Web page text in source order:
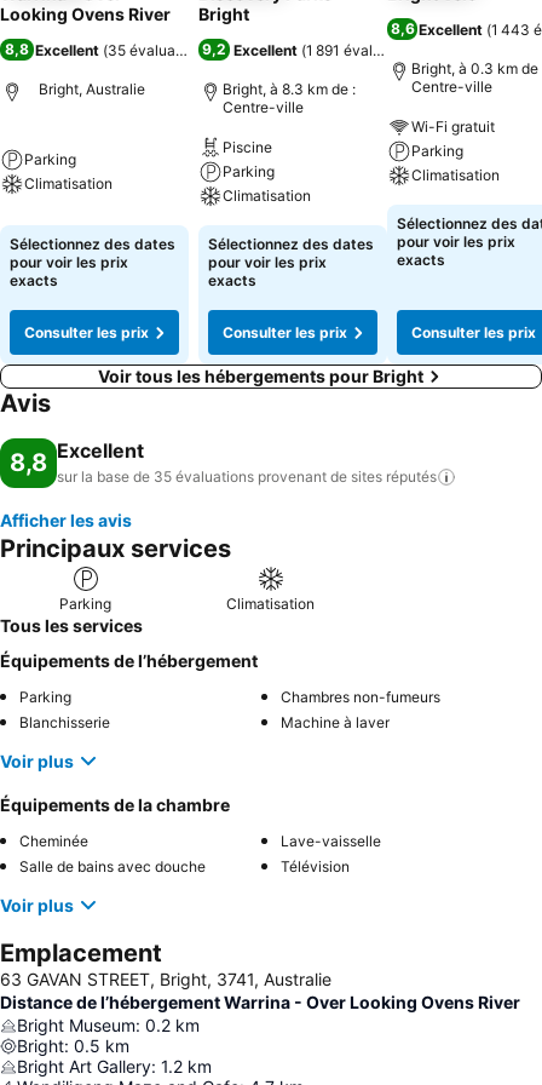
Looking Ovens River
8,8 Excellent (35 évaluations)
Bright, Australie
Parking
Climatisation
Sélectionnez des dates
pour voir les prix
exacts
Consulter les prix
Bright
9,2 Excellent (1 891 évaluations
Bright, à 8.3 km de :
Centre-ville
Piscine
Parking
Climatisation
Sélectionnez des dates
pour voir les prix
exacts
Consulter les prix
8,6 Excellent (1 443
Bright, à 0.3 km de
Centre-ville
Wi-Fi gratuit
Parking
Climatisation
Sélectionnez des
pour voir les prix
exacts
Consulter les prix
Voir tous les hébergements pour Bright
Avis
8,8 Excellent
sur la base de 35 évaluations provenant de sites réputés
Afficher les avis
Principaux services
Parking Climatisation
Tous les services
Équipements de l’hébergement
Parking
Chambres non-fumeurs
Blanchisserie
Machine à laver
Voir plus
Équipements de la chambre
Cheminée
Lave-vaisselle
Salle de bains avec douche
Télévision
Voir plus
Emplacement
63 GAVAN STREET, Bright, 3741, Australie
Distance de l’hébergement Warrina - Over Looking Ovens River
Bright Museum: 0.2 km
Bright: 0.5 km
Bright Art Gallery: 1.2 km